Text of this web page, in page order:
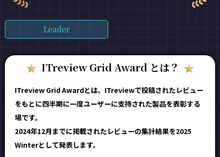
Leader
ITreview Grid Award とは？
ITreview Grid Awardとは、ITreviewで投稿されたレビュー
をもとに四半期に一度ユーザーに支持された製品を表彰する
場です。
2024年12月までに掲載されたレビューの集計結果を2025
Winterとして発表します。